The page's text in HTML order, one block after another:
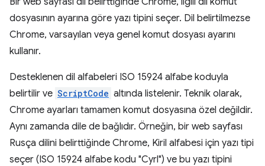
dosyasının ayarına göre yazı tipini seçer. Dil belirtilmezse
Chrome, varsayılan veya genel komut dosyası ayarını
kullanır.
Desteklenen dil alfabeleri ISO 15924 alfabe koduyla
belirtilir ve ScriptCode altında listelenir. Teknik olarak,
Chrome ayarları tamamen komut dosyasına özel değildir.
Aynı zamanda dile de bağlıdır. Örneğin, bir web sayfası
Rusça dilini belirttiğinde Chrome, Kiril alfabesi için yazı tipi
seçer (ISO 15924 alfabe kodu "Cyrl") ve bu yazı tipini